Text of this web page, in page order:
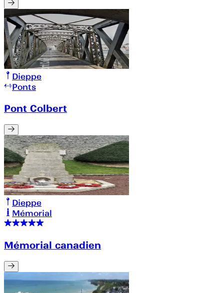
Dieppe
Ponts
Pont Colbert
Dieppe
Mémorial
Mémorial canadien